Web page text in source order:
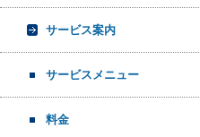
サービス案内
サービスメニュー
料金